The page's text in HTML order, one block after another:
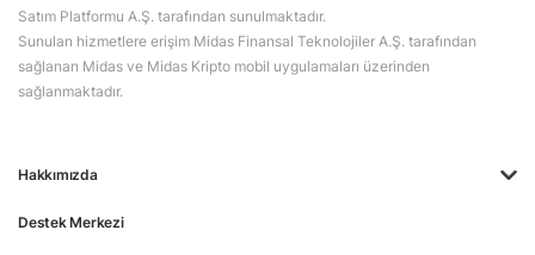
Hakkımızda
Destek Merkezi
Satım Platformu A.Ş. tarafından sunulmaktadır.
Sunulan hizmetlere erişim Midas Finansal Teknolojiler A.Ş. tarafından
sağlanan Midas ve Midas Kripto mobil uygulamaları üzerinden
sağlanmaktadır.